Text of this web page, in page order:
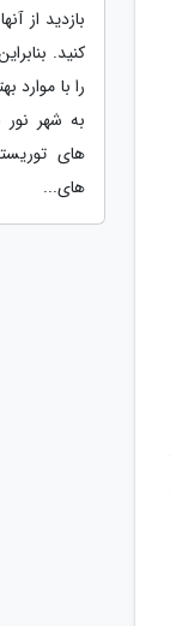
بازدید از
کنید.
را با موارد
به شهر نور
های
های...